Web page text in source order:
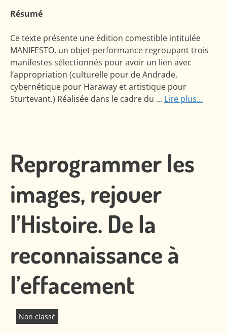
Résumé
Ce texte présente une édition comestible intitulée
MANIFESTO, un objet-performance regroupant trois
manifestes sélectionnés pour avoir un lien avec
l’appropriation (culturelle pour de Andrade,
cybernétique pour Haraway et artistique pour
Sturtevant.) Réalisée dans le cadre du … Lire plus…
Reprogrammer les
images, rejouer
l’Histoire. De la
reconnaissance à
l’effacement
Non classé